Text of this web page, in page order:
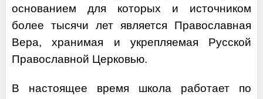
основанием для которых и источником
более тысячи лет является Православная
Вера, хранимая и укрепляемая Русской
Православной Церковью.
В настоящее время школа работает по